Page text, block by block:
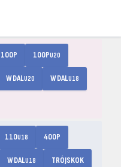
100P 100PU20
W DALU20 W DALU18
110U18 400P
W DALU18 TRÓJSKOK